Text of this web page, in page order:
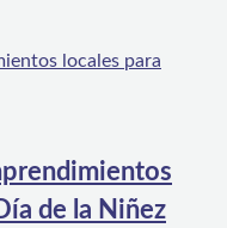
de la Niñez